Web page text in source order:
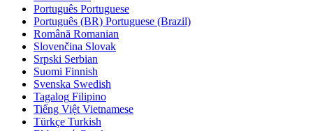
Português Portuguese
Português (BR) Portuguese (Brazil)
Română Romanian
Slovenčina Slovak
Srpski Serbian
Suomi Finnish
Svenska Swedish
Tagalog Filipino
Tiếng Việt Vietnamese
Türkçe Turkish